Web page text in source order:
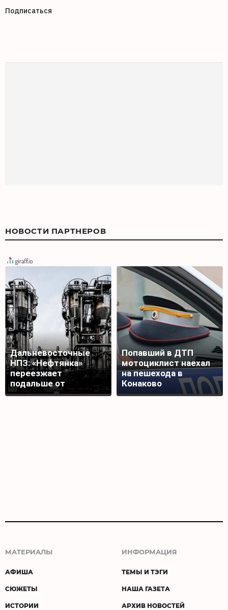
Подписаться
НОВОСТИ ПАРТНЕРОВ
Дальневосточные
НПЗ: «Нефтянка»
переезжает
подальше от
безумной Украины?
Попавший в ДТП
мотоциклист наехал
на пешехода в
Конаково
МАТЕРИАЛЫ
АФИША
СЮЖЕТЫ
ИСТОРИИ
ИНФОРМАЦИЯ
ТЕМЫ И ТЭГИ
НАША ГАЗЕТА
АРХИВ НОВОСТЕЙ